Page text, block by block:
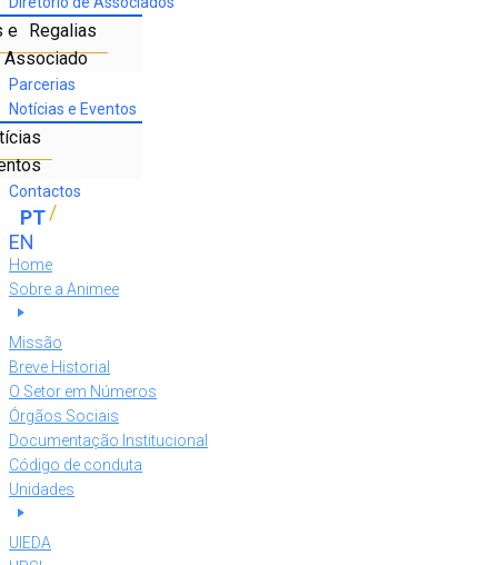
e Regalias
Associado
Parcerias
Notícias e Eventos
Contactos
Home
Sobre a Animee
Missão
Breve Historial
O Setor em Números
Órgãos Sociais
Documentação Institucional
Código de conduta
Unidades
UIEDA